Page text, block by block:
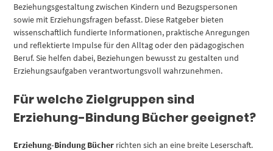
Beziehungsgestaltung zwischen Kindern und Bezugspersonen
sowie mit Erziehungsfragen befasst. Diese Ratgeber bieten
wissenschaftlich fundierte Informationen, praktische Anregungen
und reflektierte Impulse für den Alltag oder den pädagogischen
Beruf. Sie helfen dabei, Beziehungen bewusst zu gestalten und
Erziehungsaufgaben verantwortungsvoll wahrzunehmen.
Für welche Zielgruppen sind
Erziehung-Bindung Bücher geeignet?
Erziehung-Bindung Bücher richten sich an eine breite Leserschaft.